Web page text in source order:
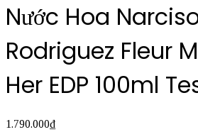
Nước Hoa
Rodriguez Fleur
Her EDP 100ml
1.790.000₫